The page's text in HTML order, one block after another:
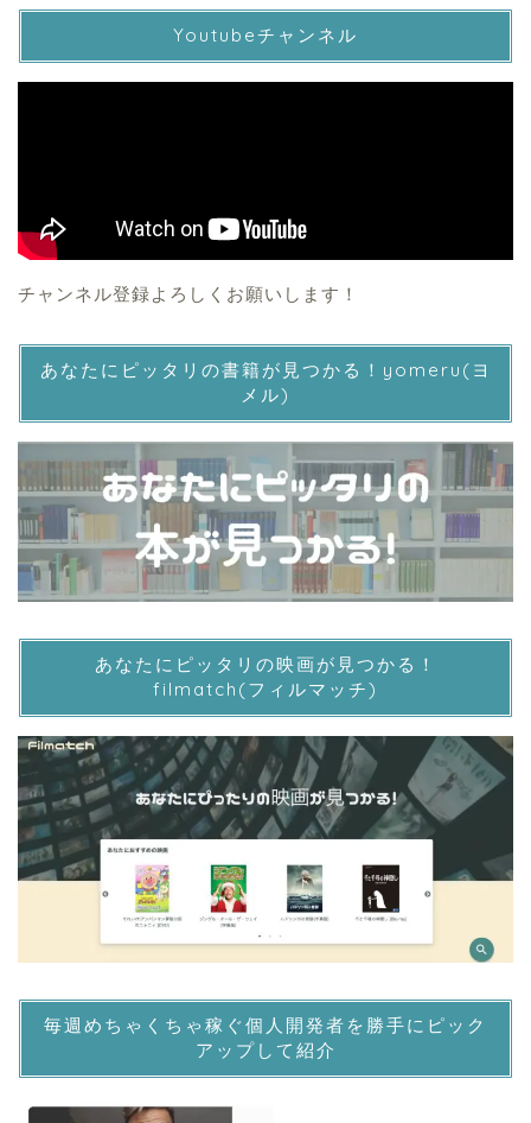
Youtubeチャンネル
チャンネル登録よろしくお願いします！
あなたにピッタリの書籍が見つかる！yomeru(ヨ
メル)
あなたにピッタリの映画が見つかる！
filmatch(フィルマッチ)
毎週めちゃくちゃ稼ぐ個人開発者を勝手にピック
アップして紹介